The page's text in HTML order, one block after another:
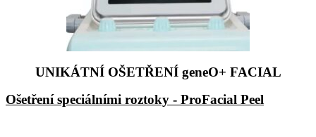
UNIKÁTNÍ OŠETŘENÍ geneO+ FACIAL
Ošetření speciálními roztoky - ProFacial Peel